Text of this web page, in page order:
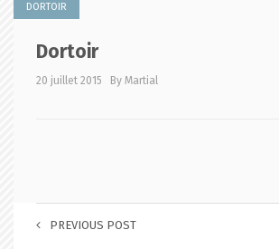
DORTOIR
Dortoir
20 juillet 2015 By Martial
PREVIOUS POST